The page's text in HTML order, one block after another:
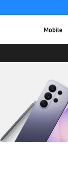
Mobile